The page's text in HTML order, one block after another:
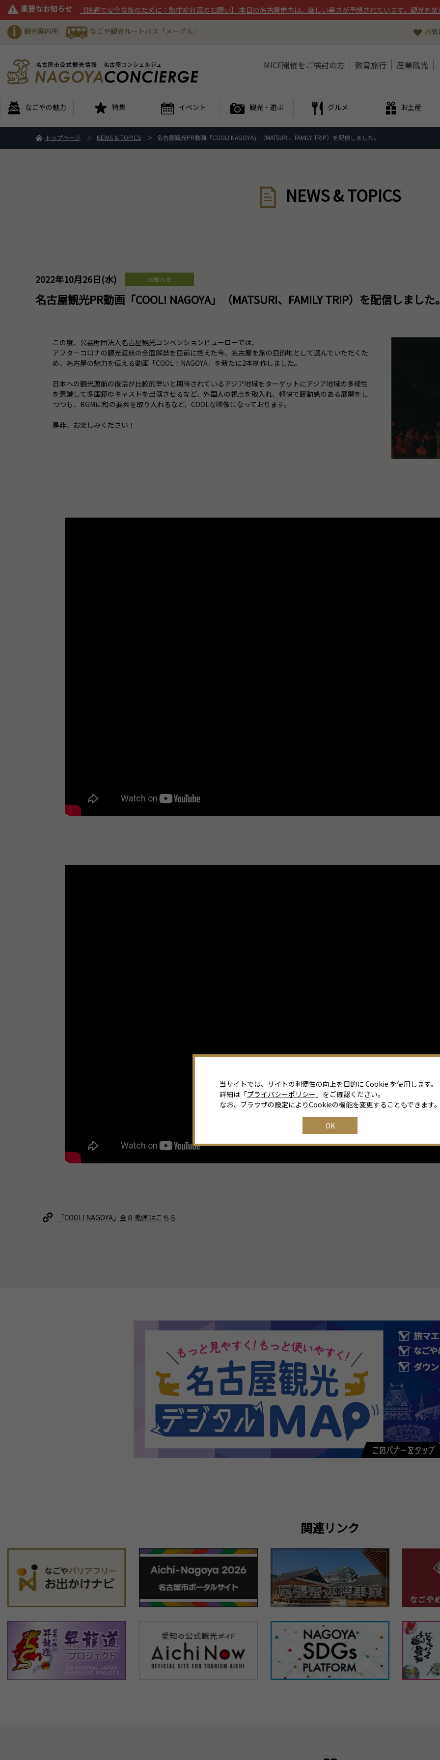
重要なお知らせ 【快適で安全な旅のために：熱中症対策のお願い】 本日の名古屋市内は、厳しい暑さが予想されています。観光を
観光案内所 なごや観光ルートバス「メーグル」 お
MICE開催をご検討の方 教育旅行 産業観光
なごやの魅力 特集 イベント 観光・遊ぶ グルメ お土産
トップページ NEWS & TOPICS 名古屋観光PR動画「COOL! NAGOYA」（MATSURI、FAMILY TRIP）を配信しました。
NEWS & TOPICS
2022年10月26日(水) お知らせ
名古屋観光PR動画「COOL! NAGOYA」（MATSURI、FAMILY TRIP）を配信しました
この度、公益財団法人名古屋観光コンベンションビューローでは、
アフターコロナの観光渡航の全面解禁を目前に控えた今、名古屋を旅の目的地として選んでいただくた
め、名古屋の魅力を伝える動画「COOL！NAGOYA」を新たに2本制作しました。
日本への観光渡航の復活が比較的早いと期待されているアジア地域をターゲットにアジア地域の多様性
を意識して多国籍のキャストを出演させるなど、外国人の視点を取入れ、軽快で躍動感のある展開をし
つつも、BGMに和の要素を取り入れるなど、COOLな映像になっております。
是非、お楽しみください！
「COOL! NAGOYA」全８ 動画はこちら
関連リンク
当サイトでは、サイトの利便性の向上を目的に Cookie を使用します。
詳細は「プライバシーポリシー 」をご確認ください。
なお、ブラウザの設定によりCookieの機能を変更することもできます
OK